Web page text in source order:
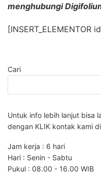
menghubungi
[INSERT_ELEMENTOR
Cari
Untuk info lebih lanjut bisa
dengan KLIK kontak kami
Jam kerja : 6 hari
Hari : Senin - Sabtu
Pukul : 08.00 - 16.00 WIB